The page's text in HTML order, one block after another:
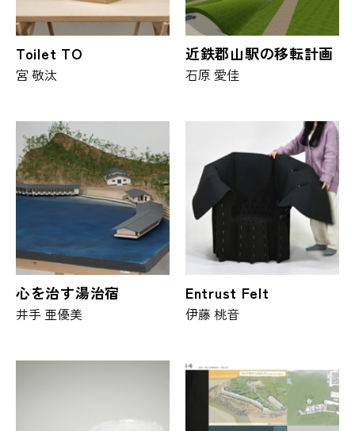
Toilet TO
宮 敬汰
近鉄郡山駅の移転計画
石原 愛佳
心を治す湯治宿
井手 亜優美
Entrust Felt
伊藤 桃音